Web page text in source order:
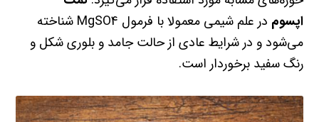
اپسوم
در علم شیمی معمولا با فرمول MgSO4 شناخته
می‌شود و در شرایط عادی از حالت جامد و بلوری شکل و
رنگ سفید برخوردار است.